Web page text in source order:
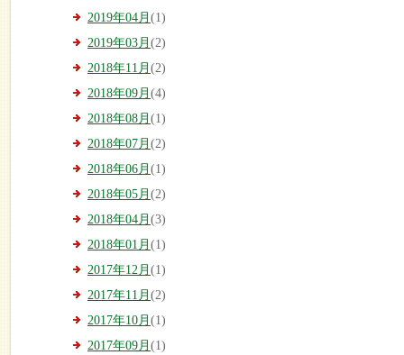
2019年04月 (1)
2019年03月 (2)
2018年11月 (2)
2018年09月 (4)
2018年08月 (1)
2018年07月 (2)
2018年06月 (1)
2018年05月 (2)
2018年04月 (3)
2018年01月 (1)
2017年12月 (1)
2017年11月 (2)
2017年10月 (1)
2017年09月 (1)